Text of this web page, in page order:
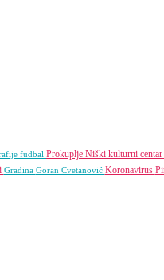
fudbal Prokuplje Niški kulturni centar
Gradina Goran Cvetanović Koronavirus